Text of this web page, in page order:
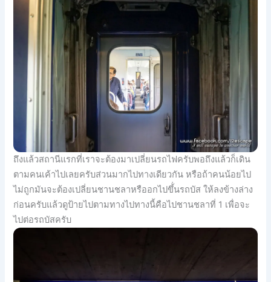
ถึงแล้วสถานีแรกที่เราจะต้องมาเปลี่ยนรถไฟครับพอถึงแล้วก็เดิน
ตามคนเค้าไปเลยครับส่วนมากไปทางเดียวกัน หรือถ้าคนน้อยไป
ไม่ถูกมันจะต้องเปลี่ยนชานชลาหรืออกไปขึ้่นรถบัส ให้ลงข้างล่าง
ก่อนครับแล้วดูป้ายไปตามทางไปทางนี้คือไปชานชลาที่ 1 เพื่อจะ
ไปต่อรถบัสครับ